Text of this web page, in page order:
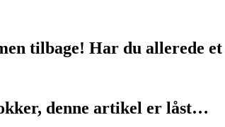
tilbage! Har du allerede
denne artikel er låst…